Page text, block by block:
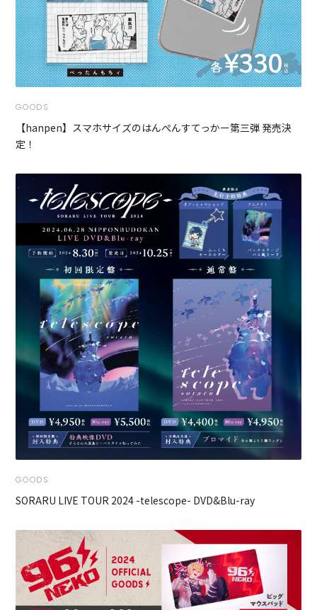
GOODS
【hanpen】スマホサイズのはんぺんすてっかー第三弾 発売決
定！
GOODS
SORARU LIVE TOUR 2024 -telescope- DVD&Blu-ray